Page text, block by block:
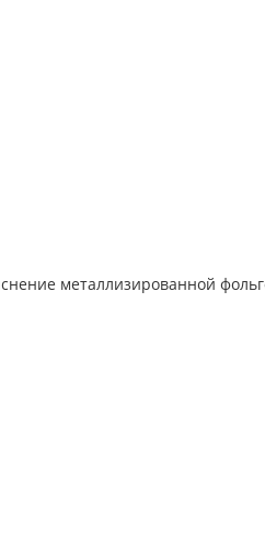
металлизированной